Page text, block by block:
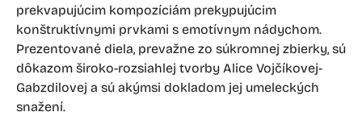
prekvapujúcim kompozíciám prekypujúcim
konštruktívnymi prvkami s emotívnym nádychom.
Prezentované diela, prevažne zo súkromnej zbierky, sú
dôkazom široko-rozsiahlej tvorby Alice Vojčíkovej-
Gabzdilovej a sú akýmsi dokladom jej umeleckých
snažení.